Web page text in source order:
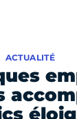
ACTUALITÉ